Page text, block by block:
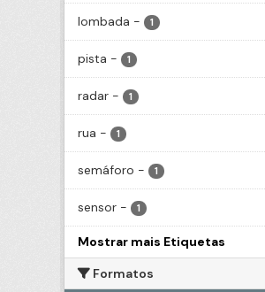
lombada - 1
pista - 1
radar - 1
rua - 1
semáforo - 1
sensor - 1
Mostrar mais Etiquetas
Formatos